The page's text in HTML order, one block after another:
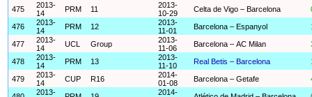
475
2013-
14
PRM 11
2013-
10-29
Celta de Vigo – Barcelona
476
2013-
14
PRM 12
2013-
11-01
Barcelona – Espanyol
477
2013-
14
UCL Group
2013-
11-06
Barcelona – AC Milan
478
2013-
14
PRM 13
2013-
11-10
Real Betis – Barcelona
479
2013-
14
CUP R16
2014-
01-08
Barcelona – Getafe
2013-
2014-